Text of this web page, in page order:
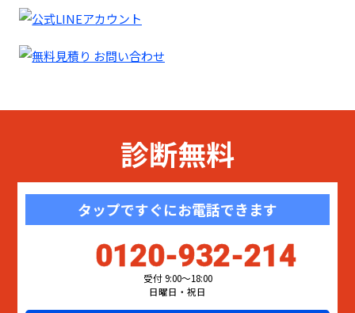
診断無料
タップですぐにお電話できます
0120-932-214
受付 9:00〜18:00
日曜日・祝日